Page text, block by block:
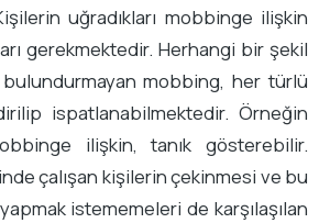
uğradıkları mobbinge ilişkin
gerekmektedir. Herhangi bir şekil
mobbing, her türlü
ispatlanabilmektedir. Örneğin
ilişkin, tanık gösterebilir.
çalışan kişilerin çekinmesi ve bu
istememeleri de karşılaşılan